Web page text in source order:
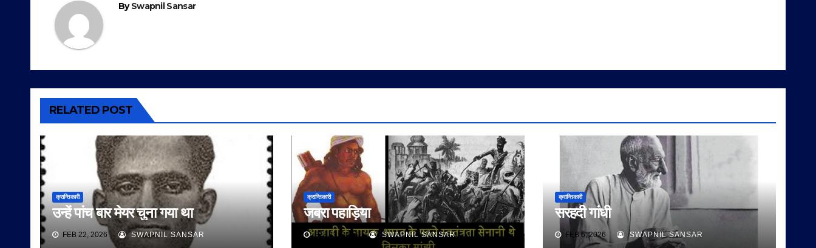
BySwapnil Sansar
RELATED POST
क्रान्तिकारी
उन्हें पांच बार मेयर चुना गया था
FEB 22, 2026 SWAPNIL SANSAR
क्रान्तिकारी
जबरा पहाड़िया
FEB 11, 2026 SWAPNIL SANSAR
क्रान्तिकारी
सरहदी गांधी
FEB 6, 2026 SWAPNIL SANSAR